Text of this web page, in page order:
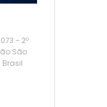
- 2º
São
Brasil